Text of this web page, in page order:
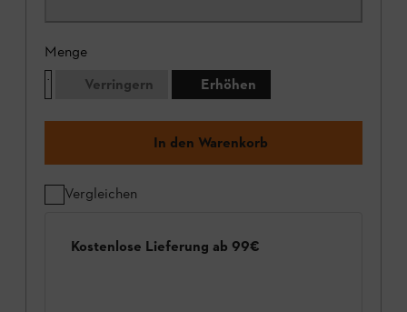
Menge
Verringern
Erhöhen
In den Warenkorb
Vergleichen
Kostenlose Lieferung ab 99€